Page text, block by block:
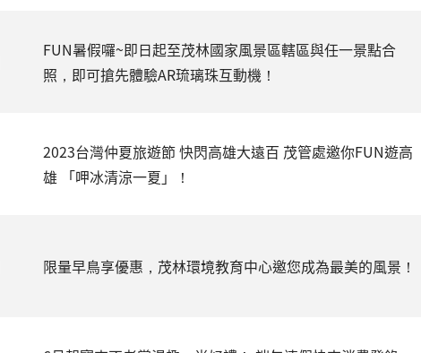
FUN暑假囉~即日起至茂林國家風景區轄區與任一景點合
照，即可搶先體驗AR琉璃珠互動機！
2023台灣仲夏旅遊節 快閃高雄大遠百 茂管處邀你FUN遊高
雄 「呷冰清涼一夏」！
限量早鳥享優惠，茂林環境教育中心邀您成為最美的風景！